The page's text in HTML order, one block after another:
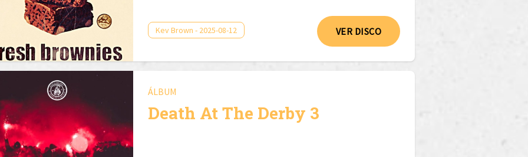
Kev Brown - 2025-08-12 VER DISCO
ÁLBUM
Death At The Derby 3